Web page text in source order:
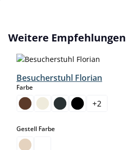
Produktgalerie überspringen
Weitere Empfehlungen
Besucherstuhl Florian
Farbeauswählen
+2
Gestell Farbeauswählen